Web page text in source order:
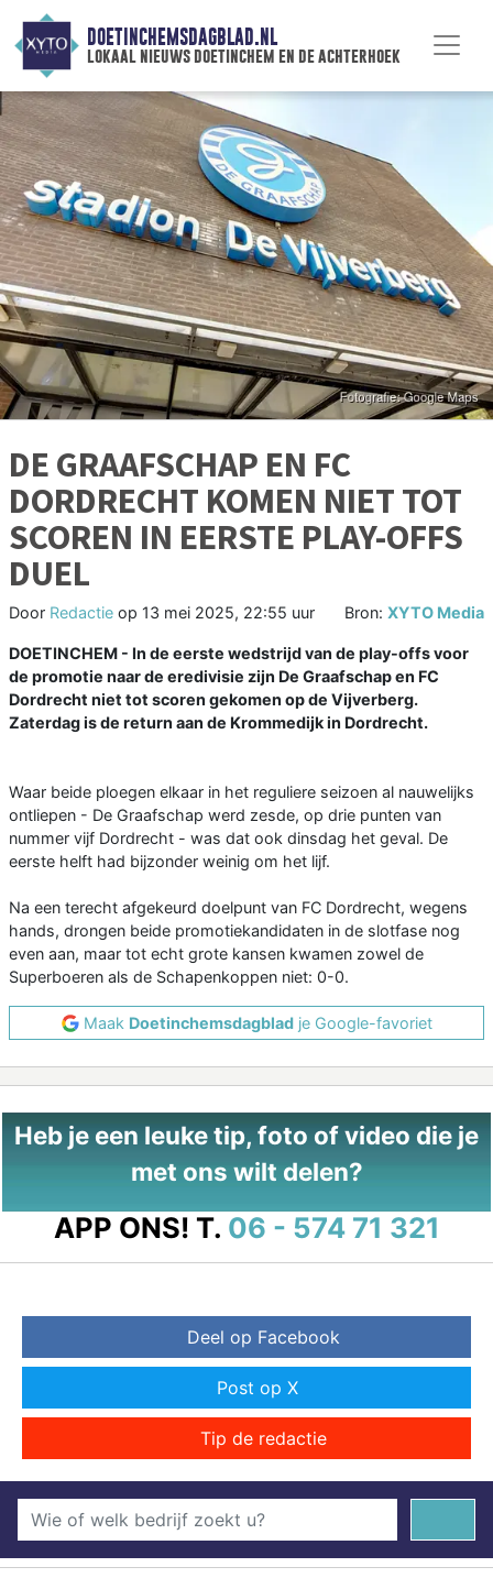
DOETINCHEMSDAGBLAD.NL
lokaal nieuws doetinchem en de achterhoek
DE GRAAFSCHAP EN FC
DORDRECHT KOMEN NIET TOT
SCOREN IN EERSTE PLAY-OFFS
DUEL
Door Redactie op 13 mei 2025, 22:55 uur Bron: XYTO Media
DOETINCHEM - In de eerste wedstrijd van de play-offs voor
de promotie naar de eredivisie zijn De Graafschap en FC
Dordrecht niet tot scoren gekomen op de Vijverberg.
Zaterdag is de return aan de Krommedijk in Dordrecht.
Waar beide ploegen elkaar in het reguliere seizoen al nauwelijks
ontliepen - De Graafschap werd zesde, op drie punten van
nummer vijf Dordrecht - was dat ook dinsdag het geval. De
eerste helft had bijzonder weinig om het lijf.
Na een terecht afgekeurd doelpunt van FC Dordrecht, wegens
hands, drongen beide promotiekandidaten in de slotfase nog
even aan, maar tot echt grote kansen kwamen zowel de
Superboeren als de Schapenkoppen niet: 0-0.
Maak Doetinchemsdagbladje Google-favoriet
Heb je een leuke tip, foto of video die je
met ons wilt delen?
APP ONS! T. 06 - 574 71 321
Deel op Facebook
Post op X
Tip de redactie